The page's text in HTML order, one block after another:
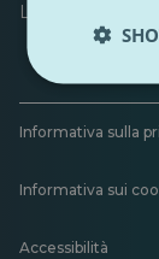
Lascia un
Informativa sulla
Informativa sui
Accessibilità